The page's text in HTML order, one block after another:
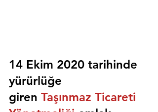
14 Ekim 2020 tarihinde
yürürlüğe
giren Taşınmaz Ticareti